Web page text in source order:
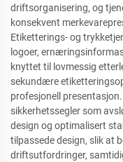
driftsorganisering, og
konsekvent
Etiketterings- og
logoer,
knyttet til lovmessig
sekundære
profesjonell
sikkerhetssegler som
design og optimalisert
tilpassede design, slik at
driftsutfordringer,